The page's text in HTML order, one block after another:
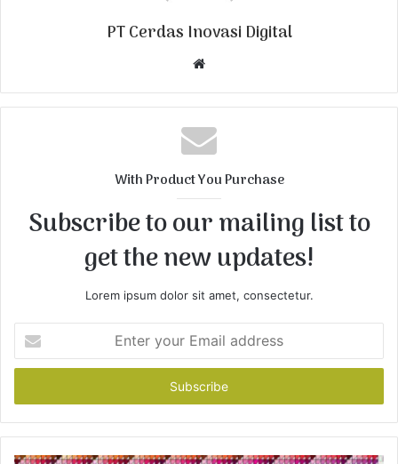
PT Cerdas Inovasi Digital
b
s
i
With Product You Purchase
Subscribe to our mailing list to
get the new updates!
Lorem ipsum dolor sit amet, consectetur.
t
r
y